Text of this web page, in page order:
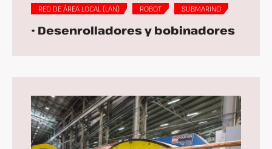
RED DE ÁREA LOCAL (LAN)
ROBOT SUBMARINO
• Desenrolladores y bobinadores